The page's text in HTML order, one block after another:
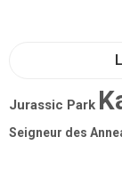
Jurassic Park
Seigneur des